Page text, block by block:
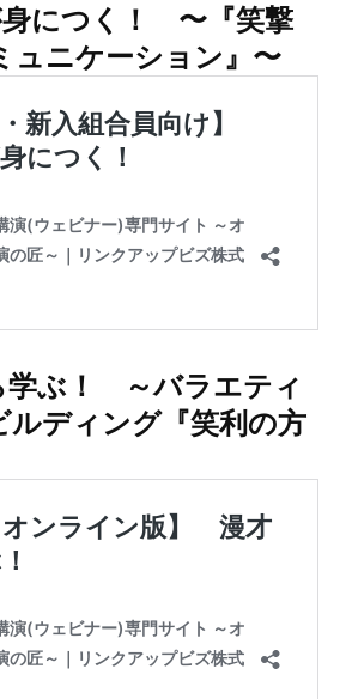
身につく！ 〜『笑撃
ュニケーション』〜
学ぶ！ ～バラエティ
ルディング『笑利の方